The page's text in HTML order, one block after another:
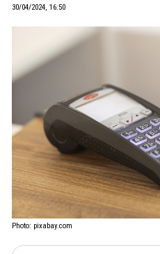
30/04/2024, 16:50
Photo: pixabay.com